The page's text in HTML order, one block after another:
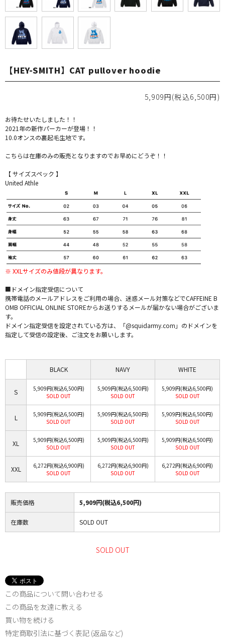
【HEY-SMITH】CAT pullover hoodie
5,909円(税込6,500円)
お待たせいたしました！！
2021年の新作パーカーが登場！！
10.0オンスの裏起毛生地です。
こちらは在庫のみの販売となりますのでお早めにどうぞ！！
【 サイズスペック 】
United Athle
※ XXLサイズのみ値段が異なります。
■ドメイン指定受信について
携帯電話のメールアドレスをご利用の場合、迷惑メール対策などでCAFFEINE B
OMB OFFICIAL ONLINE STOREからお送りするメールが届かない場合がございま
す。
ドメイン指定受信を設定されている方は、「@squidarmy.com」のドメインを
指定して受信の設定後、ご注文をお願いします。
BLACK NAVY WHITE
S
5,909円(税込6,500円)
SOLD OUT
5,909円(税込6,500円)
SOLD OUT
5,909円(税込6,500円)
SOLD OUT
L
5,909円(税込6,500円)
SOLD OUT
5,909円(税込6,500円)
SOLD OUT
5,909円(税込6,500円)
SOLD OUT
XL
5,909円(税込6,500円)
SOLD OUT
5,909円(税込6,500円)
SOLD OUT
5,909円(税込6,500円)
SOLD OUT
XXL
6,272円(税込6,900円)
SOLD OUT
6,272円(税込6,900円)
SOLD OUT
6,272円(税込6,900円)
SOLD OUT
販売価格 5,909円(税込6,500円)
在庫数 SOLD OUT
SOLD OUT
この商品について問い合わせる
この商品を友達に教える
買い物を続ける
特定商取引法に基づく表記 (返品など)